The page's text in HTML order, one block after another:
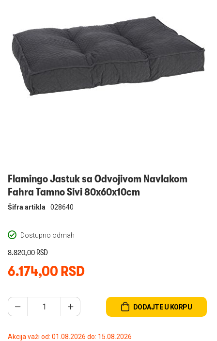
Flamingo Jastuk sa Odvojivom Navlakom
Fahra Tamno Sivi 80x60x10cm
Dostupno odmah
Šifra artikla 028640
6.174,00 RSD
8.820,00 RSD
DODAJTE U KORPU
Akcija važi od: 01.08.2026 do: 15.08.2026